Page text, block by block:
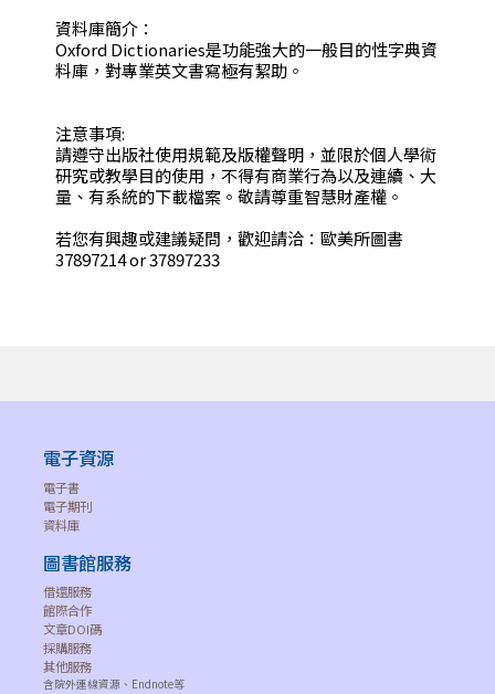
資料庫簡介：
Oxford Dictionaries是功能強大的一般目的性字典資
料庫，對專業英文書寫極有絜助。
注意事項:
請遵守出版社使用規範及版權聲明，並限於個人學術
研究或教學目的使用，不得有商業行為以及連續、大
量、有系統的下載檔案。敬請尊重智慧財產權。
若您有興趣或建議疑問，歡迎請洽：歐美所圖書
37897214 or 37897233
電子資源
電子書
電子期刊
資料庫
圖書館服務
借還服務
館際合作
文章DOI碼
採購服務
其他服務
含院外連線資源、Endnote等